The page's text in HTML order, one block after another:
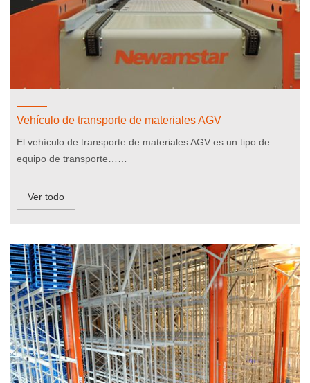
Vehículo de transporte de materiales AGV
El vehículo de transporte de materiales AGV es un tipo de
equipo de transporte……
Ver todo